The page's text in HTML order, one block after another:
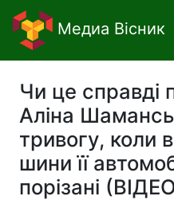
Медиа Вісник
Чи це справді
Аліна
тривогу, коли
шини її
порізані